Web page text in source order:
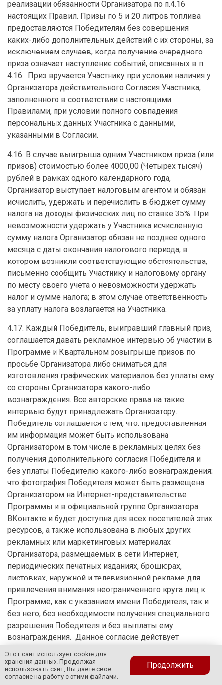
реализации обязанности Организатора по п.4.16
настоящих Правил. Призы по 5 и 20 литров топлива
предоставляются Победителям без совершения
каких-либо дополнительных действий с их стороны, за
исключением случаев, когда получение очередного
приза означает наступление событий, описанных в п.
4.16. Приз вручается Участнику при условии наличия у
Организатора действительного Согласия Участника,
заполненного в соответствии с настоящими
Правилами, при условии полного совпадения
персональных данных Участника с данными,
указанными в Согласии.
4.16. В случае выигрыша одним Участником приза (или
призов) стоимостью более 4000,00 (Четырех тысяч)
рублей в рамках одного календарного года,
Организатор выступает налоговым агентом и обязан
исчислить, удержать и перечислить в бюджет сумму
налога на доходы физических лиц по ставке 35%. При
невозможности удержать у Участника исчисленную
сумму налога Организатор обязан не позднее одного
месяца с даты окончания налогового периода, в
котором возникли соответствующие обстоятельства,
письменно сообщить Участнику и налоговому органу
по месту своего учета о невозможности удержать
налог и сумме налога; в этом случае ответственность
за уплату налога возлагается на Участника.
4.17. Каждый Победитель, выигравший главный приз,
соглашается давать рекламное интервью об участии в
Программе и Квартальном розыгрыше призов по
просьбе Организатора либо сниматься для
изготовления графических материалов без уплаты ему
со стороны Организатора какого-либо
вознаграждения. Все авторские права на такие
интервью будут принадлежать Организатору.
Победитель соглашается с тем, что: предоставленная
им информация может быть использована
Организатором в том числе в рекламных целях без
получения дополнительного согласия Победителя и
без уплаты Победителю какого-либо вознаграждения;
что фотография Победителя может быть размещена
Организатором на Интернет-представительстве
Программы и в официальной группе Организатора
ВКонтакте и будет доступна для всех посетителей этих
ресурсов, а также использована в любых других
рекламных или маркетинговых материалах
Организатора, размещаемых в сети Интернет,
периодических печатных изданиях, брошюрах,
листовках, наружной и телевизионной рекламе для
привлечения внимания неограниченного круга лиц к
Программе, как с указанием имени Победителя, так и
без него, без необходимости получения специального
разрешения Победителя и без выплаты ему
вознаграждения. Данное согласие действует
бессрочно, если не будет отозвано Победителем.
Победитель подтверждает, что ему известно о праве
отозвать свое согласие по письменному заявлению,
Этот сайт использует cookie для
хранения данных. Продолжая
использовать сайт, Вы даете свое
согласие на работу с этими файлами.
Продолжить